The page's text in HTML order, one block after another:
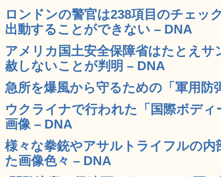
ロンドンの警官は238項目のチェッ
出動することができない – DNA
アメリカ国土安全保障省はたとえサ
赦しないことが判明 – DNA
急所を爆風から守るための「軍用防
ウクライナで行われた「国際ボデ
画像 – DNA
様々な拳銃やアサルトライフルの
た画像色々 – DNA